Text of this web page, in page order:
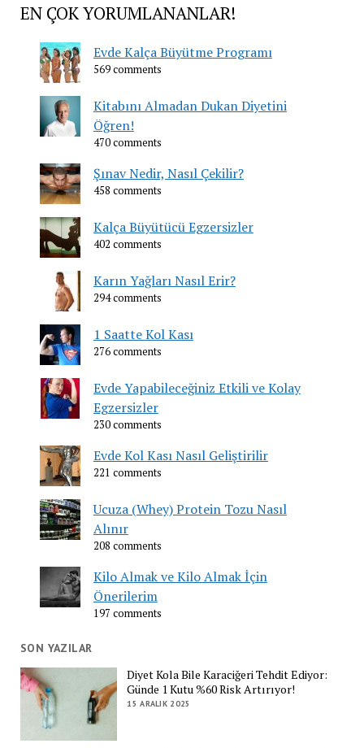
EN ÇOK YORUMLANANLAR!
Evde Kalça Büyütme Programı
569 comments
Kitabını Almadan Dukan Diyetini
Öğren!
470 comments
Şınav Nedir, Nasıl Çekilir?
458 comments
Kalça Büyütücü Egzersizler
402 comments
Karın Yağları Nasıl Erir?
294 comments
1 Saatte Kol Kası
276 comments
Evde Yapabileceğiniz Etkili ve Kolay
Egzersizler
230 comments
Evde Kol Kası Nasıl Geliştirilir
221 comments
Ucuza (Whey) Protein Tozu Nasıl
Alınır
208 comments
Kilo Almak ve Kilo Almak İçin
Önerilerim
197 comments
SON YAZILAR
Diyet Kola Bile Karaciğeri Tehdit Ediyor:
Günde 1 Kutu %60 Risk Artırıyor!
15 ARALIK 2025